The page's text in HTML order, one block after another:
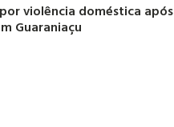
violência doméstica após
Guaraniaçu